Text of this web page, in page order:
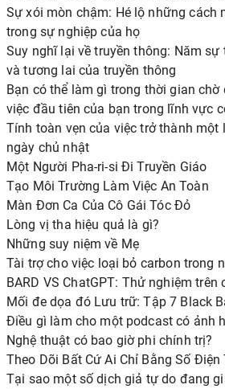
Sự xói mòn chậm: Hé lộ những cách
trong sự nghiệp của họ
Suy nghĩ lại về truyền thông: Năm sự
và tương lai của truyền thông
Bạn có thể làm gì trong thời gian chờ
việc đầu tiên của bạn trong lĩnh vực
Tính toàn vẹn của việc trở thành một
ngày chủ nhật
Một Người Pha-ri-si Đi Truyền Giáo
Tạo Môi Trường Làm Việc An Toàn
Màn Đơn Ca Của Cô Gái Tóc Đỏ
Lòng vị tha hiệu quả là gì?
Những suy niệm về Mẹ
Tài trợ cho việc loại bỏ carbon trong
BARD VS ChatGPT: Thử nghiệm
Mối đe dọa đó Lưu trữ: Tập 7 Black
Điều gì làm cho một podcast có ảnh
Nghệ thuật có bao giờ phi chính trị?
Theo Dõi Bất Cứ Ai Chỉ Bằng Số
Tại sao một số dịch giả tự do đang